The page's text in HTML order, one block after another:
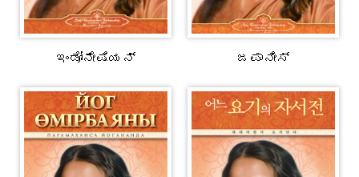
ಇಂಡೋನೇಷಿಯನ್ ಜಪಾನೀಸ್